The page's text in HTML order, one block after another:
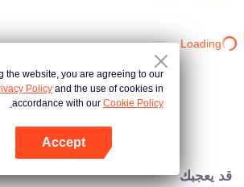
Loading…
قد يعجبك
the website, you are agreeing to our
Policy and the use of cookies in
accordance with our Cookie Policy.
Accept